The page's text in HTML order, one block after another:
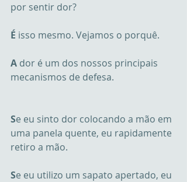
por sentir dor?
É isso mesmo. Vejamos o porquê.
A dor é um dos nossos principais
mecanismos de defesa.
Se eu sinto dor colocando a mão em
uma panela quente, eu rapidamente
retiro a mão.
Se eu utilizo um sapato apertado, eu